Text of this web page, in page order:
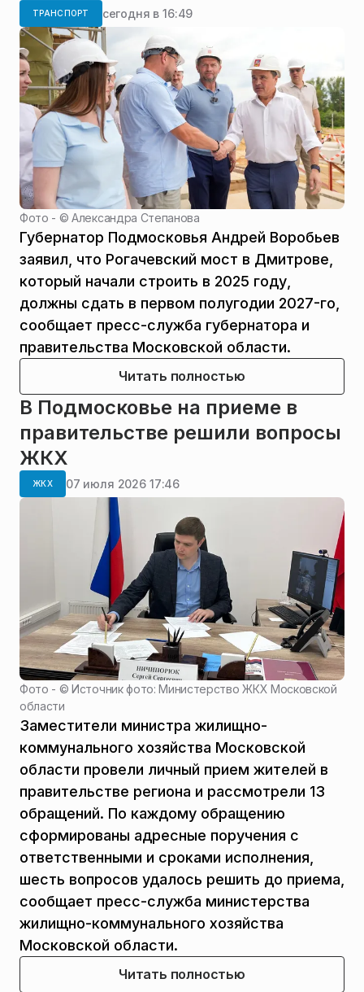
ТРАНСПОРТ сегодня в 16:49
Фото - ©Александра Степанова
Губернатор Подмосковья Андрей Воробьев
заявил, что Рогачевский мост в Дмитрове,
который начали строить в 2025 году,
должны сдать в первом полугодии 2027-го,
сообщает пресс-служба губернатора и
правительства Московской области.
Читать полностью
В Подмосковье на приеме в
правительстве решили вопросы
ЖКХ
ЖКХ 07 июля 2026 17:46
Фото - ©Источник фото: Министерство ЖКХ Московской
области
Заместители министра жилищно-
коммунального хозяйства Московской
области провели личный прием жителей в
правительстве региона и рассмотрели 13
обращений. По каждому обращению
сформированы адресные поручения с
ответственными и сроками исполнения,
шесть вопросов удалось решить до приема,
сообщает пресс-служба министерства
жилищно-коммунального хозяйства
Московской области.
Читать полностью